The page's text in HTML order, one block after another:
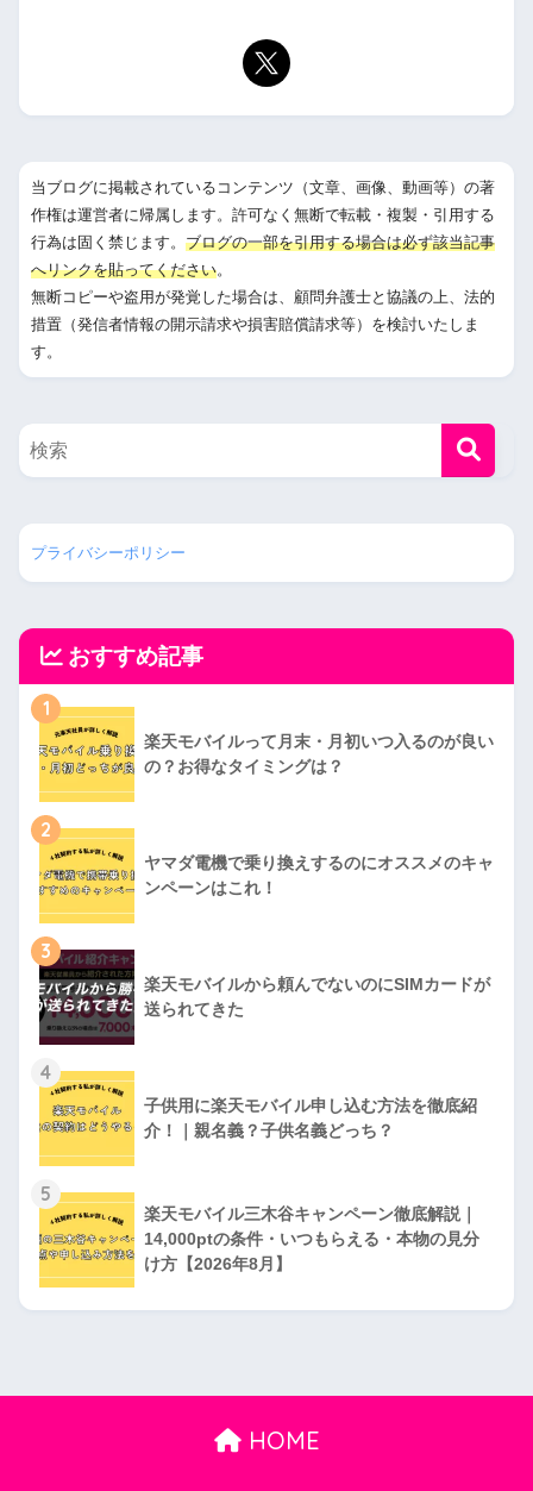
当ブログに掲載されているコンテンツ（文章、画像、動画等）の著
作権は運営者に帰属します。許可なく無断で転載・複製・引用する
行為は固く禁じます。 ブログの一部を引用する場合は必ず該当記事
へリンクを貼ってください。
無断コピーや盗用が発覚した場合は、顧問弁護士と協議の上、法的
措置（発信者情報の開示請求や損害賠償請求等）を検討いたしま
す。
プライバシーポリシー
おすすめ記事
1
楽天モバイルって月末・月初いつ入るのが良い
の？お得なタイミングは？
2
ヤマダ電機で乗り換えするのにオススメのキャ
ンペーンはこれ！
3
楽天モバイルから頼んでないのにSIMカードが
送られてきた
4
子供用に楽天モバイル申し込む方法を徹底紹
介！｜親名義？子供名義どっち？
5
楽天モバイル三木谷キャンペーン徹底解説｜
14,000ptの条件・いつもらえる・本物の見分
け方【2026年8月】
HOME